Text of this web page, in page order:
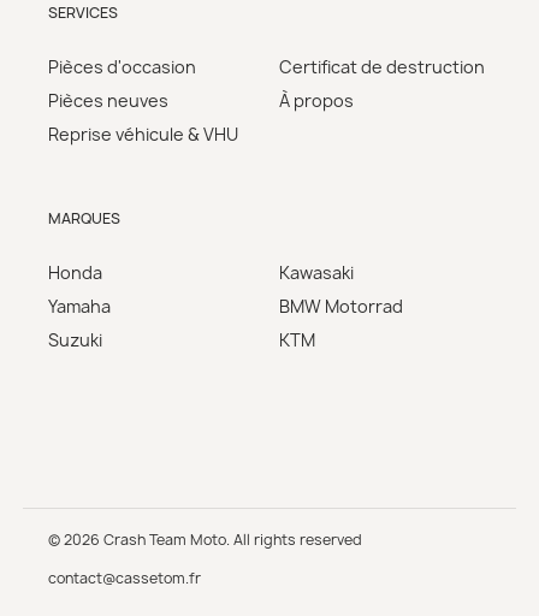
SERVICES
Pièces d'occasion
Pièces neuves
Reprise véhicule & VHU
Certificat de destruction
À propos
MARQUES
Honda
Yamaha
Suzuki
Kawasaki
BMW Motorrad
KTM
© 2026 Crash Team Moto. All rights reserved
contact@cassetom.fr